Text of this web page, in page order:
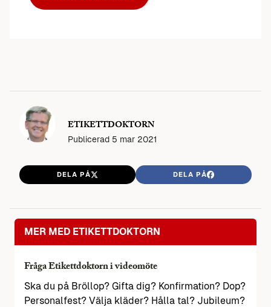
ETIKETTDOKTORN
Publicerad 5 mar 2021
DELA PÅ DELA PÅ
MER MED ETIKETTDOKTORN
Fråga Etikettdoktorn i videomöte
Ska du på Bröllop? Gifta dig? Konfirmation? Dop?
Personalfest? Välja kläder? Hålla tal? Jubileum?